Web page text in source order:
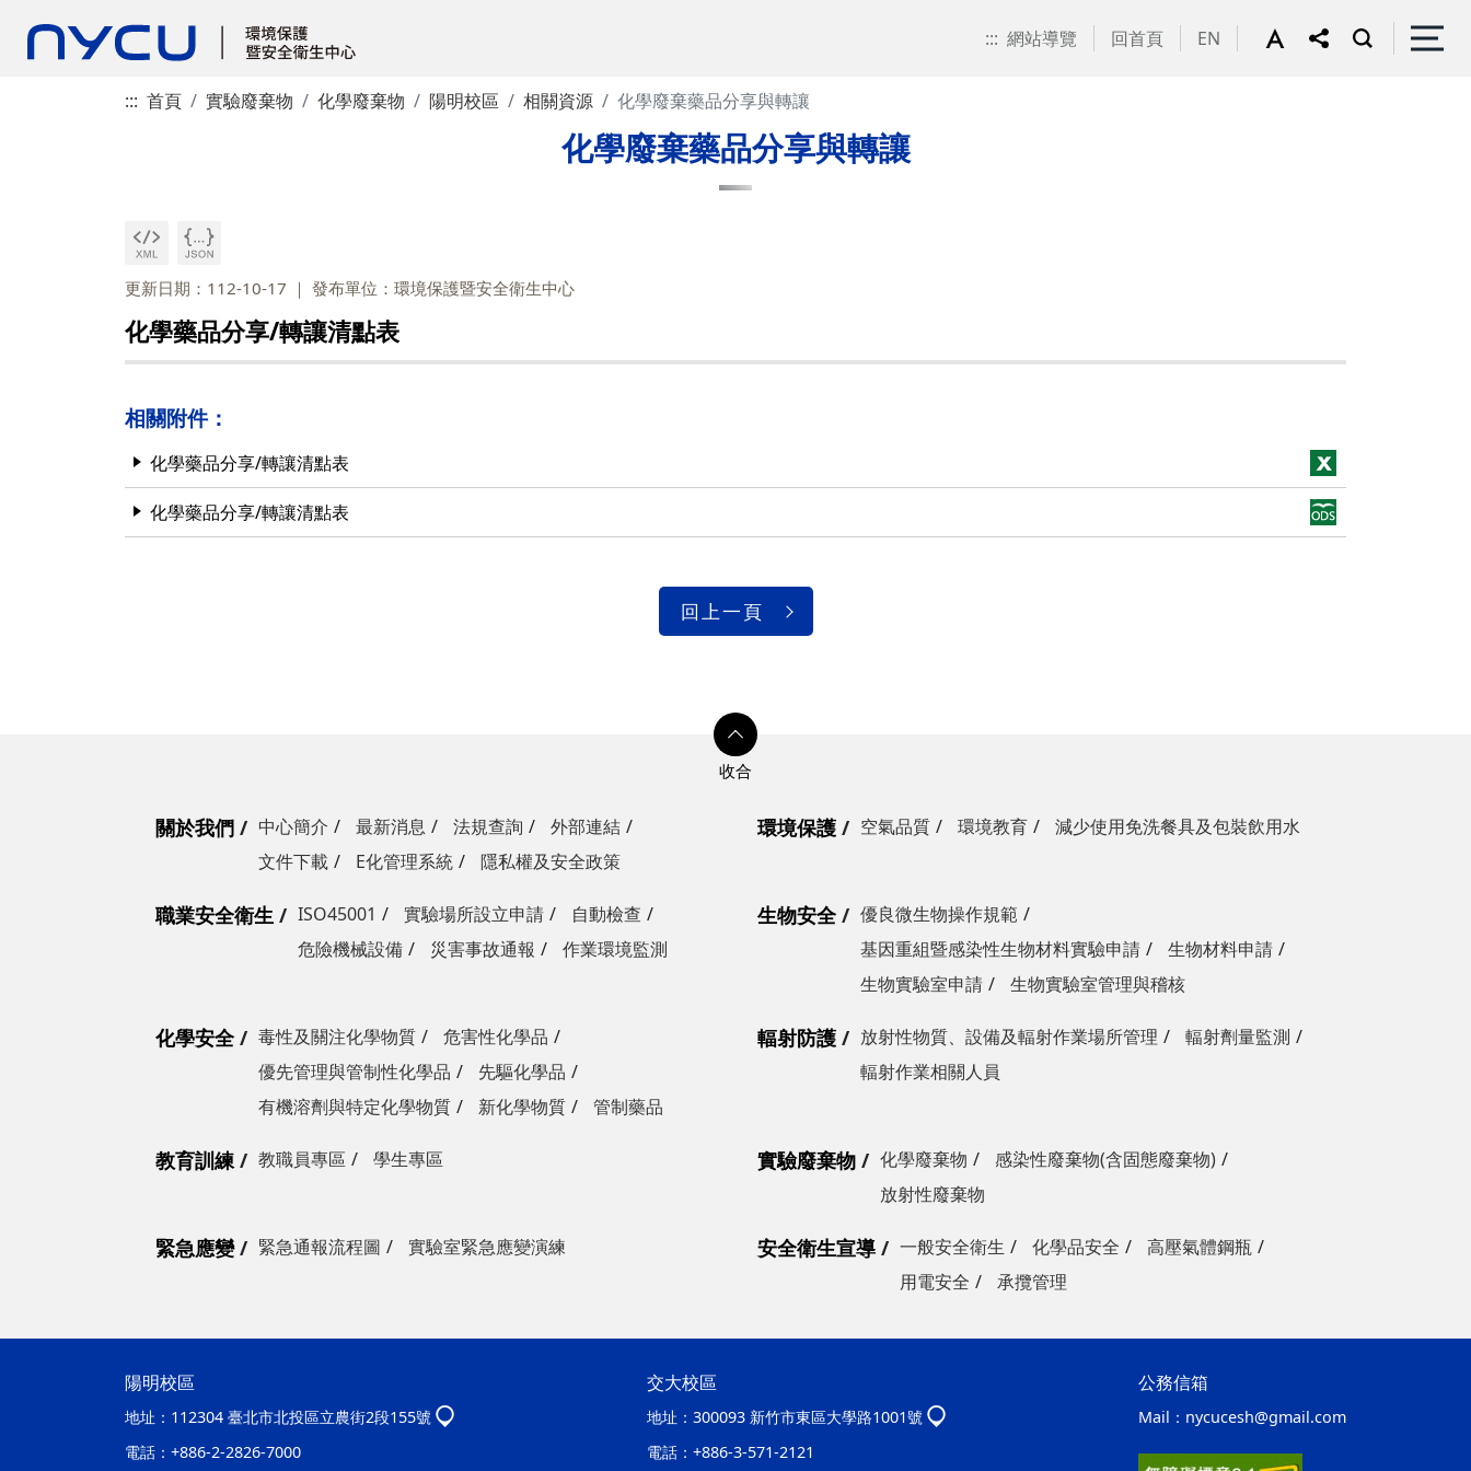
::: 網站導覽 回首頁 EN
::: 首頁 實驗廢棄物 化學廢棄物 陽明校區 相關資源 化學廢棄藥品分享與轉讓
化學廢棄藥品分享與轉讓
更新日期：112-10-17 發布單位：環境保護暨安全衛生中心
化學藥品分享/轉讓清點表
相關附件：
化學藥品分享/轉讓清點表
化學藥品分享/轉讓清點表
回上一頁
關於我們 中心簡介 最新消息 法規查詢
外部連結
文件下載
E化管理系統 隱私權及安全政策
環境保護 空氣品質 環境教育 減少使用免洗餐具及包裝飲用水
職業安全衛生 ISO45001 實驗場所設立申請
自動檢查
危險機械設備
災害事故通報 作業環境監測
生物安全
優良微生物操作規範
基因重組暨感染性生物材料實驗申請
生物材料申請
生物實驗室申請
生物實驗室管理與稽核
化學安全 毒性及關注化學物質
危害性化學品
優先管理與管制性化學品
先驅化學品
有機溶劑與特定化學物質
新化學物質 管制藥品
輻射防護 放射性物質、設備及輻射作業場所管理
輻射劑量監測
輻射作業相關人員
教育訓練 教職員專區 學生專區 實驗廢棄物 化學廢棄物
感染性廢棄物(含固態廢棄物)
放射性廢棄物
緊急應變 緊急通報流程圖 實驗室緊急應變演練 安全衛生宣導 一般安全衛生 化學品安全
高壓氣體鋼瓶
用電安全
承攬管理
陽明校區
地址： 112304 臺北市北投區立農街2段155號
電話： +886-2-2826-7000
交大校區
地址： 300093 新竹市東區大學路1001號
電話： +886-3-571-2121
公務信箱
Mail： nycucesh@gmail.com